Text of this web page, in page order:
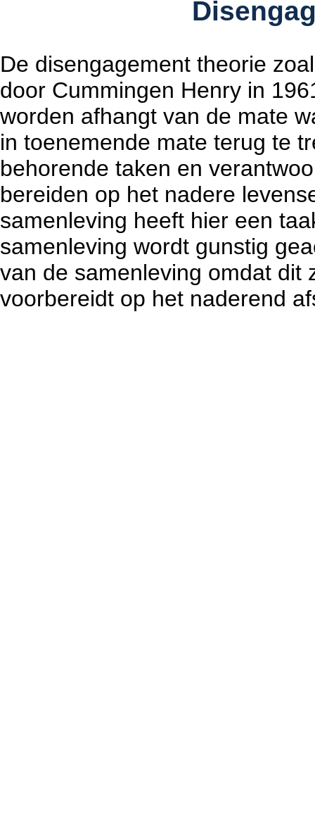
De disengagement theorie
door Cummingen Henry in
worden afhangt van de mate
in toenemende mate terug te
behorende taken en
bereiden op het nadere
samenleving heeft hier een
samenleving wordt gunstig
van de samenleving omdat dit
voorbereidt op het naderend